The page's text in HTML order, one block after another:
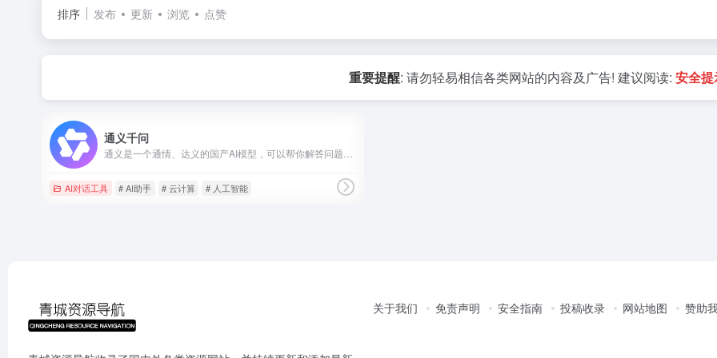
排序 发布 更新 浏览 点赞
重要提醒: 请勿轻易相信各类网站的内容及广告! 建议阅读: 安全提
通义千问
AI对话工具 # AI助手 # 云计算 # 人工智能
关于我们 免责声明 安全指南 投稿收录 网站地图 赞助